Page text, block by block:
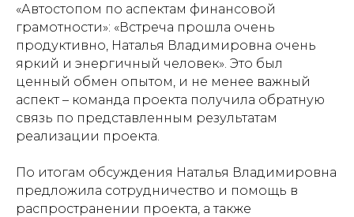
«Автостопом по аспектам финансовой
грамотности»: «Встреча прошла очень
продуктивно, Наталья Владимировна очень
яркий и энергичный человек». Это был
ценный обмен опытом, и не менее важный
аспект – команда проекта получила обратную
связь по представленным результатам
реализации проекта.
По итогам обсуждения Наталья Владимировна
предложила сотрудничество и помощь в
распространении проекта, а также